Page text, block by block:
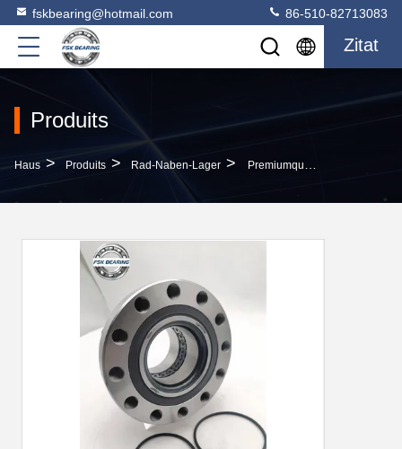
fskbearing@hotmail.com 86-510-82713083
Zitat
Produits
Haus > Produits > Rad-Naben-Lager > Premiumqualität 1001682 Radnavenlager 82*195*113.3mm Ersatzteile Für MAN SAF